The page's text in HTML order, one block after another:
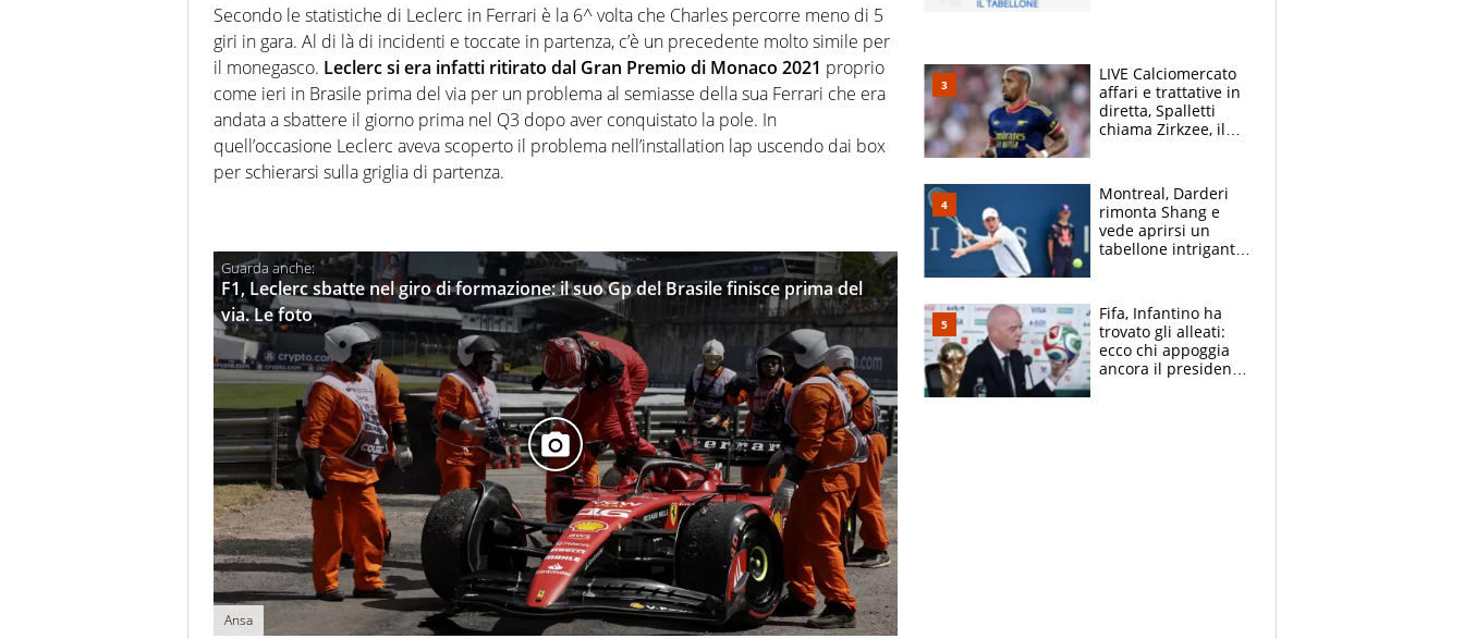
Secondo le statistiche di Leclerc in Ferrari è la 6^ volta che Charles percorre meno di 5
giri in gara. Al di là di incidenti e toccate in partenza, c’è un precedente molto simile per
il monegasco. Leclerc si era infatti ritirato dal Gran Premio di Monaco 2021 proprio
come ieri in Brasile prima del via per un problema al semiasse della sua Ferrari che era
andata a sbattere il giorno prima nel Q3 dopo aver conquistato la pole. In
quell’occasione Leclerc aveva scoperto il problema nell’installation lap uscendo dai box
per schierarsi sulla griglia di partenza.
F1, Leclerc sbatte nel giro di formazione: il suo Gp del Brasile finisce prima del
via. Le foto
Ansa
LIVE Calciomercato
affari e trattative in
diretta, Spalletti
chiama Zirkzee, il
Diaz
Montreal, Darderi
rimonta Shang e
vede aprirsi un
tabellone intrigante:
felice del mio livello"
Fifa, Infantino ha
trovato gli alleati:
ecco chi appoggia
ancora il presidente